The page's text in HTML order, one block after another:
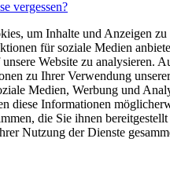
vergessen?
um Inhalte und Anzeigen zu
für soziale Medien
Website zu analysieren.
zu Ihrer Verwendung
Medien, Werbung und
diese Informationen
die Sie ihnen
Nutzung der Dienste